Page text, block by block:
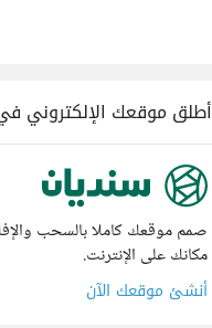
أطلق موقعك الإلكتروني
صمم موقعك كاملا بالسحب
مكانك على الإنترنت.
أنشئ موقعك الآن